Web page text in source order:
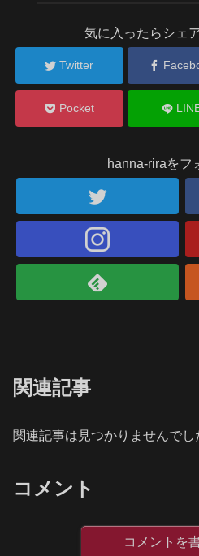
気に入ったらシェ
Twitter
Pocket
hanna-riraをフ
関連記事
関連記事は見つかりませんでし
コメント
コメントを